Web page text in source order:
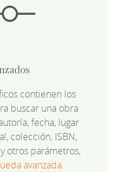
contienen los
buscar una obra
fecha, lugar
colección, ISBN,
y otros parámetros,
avanzada.